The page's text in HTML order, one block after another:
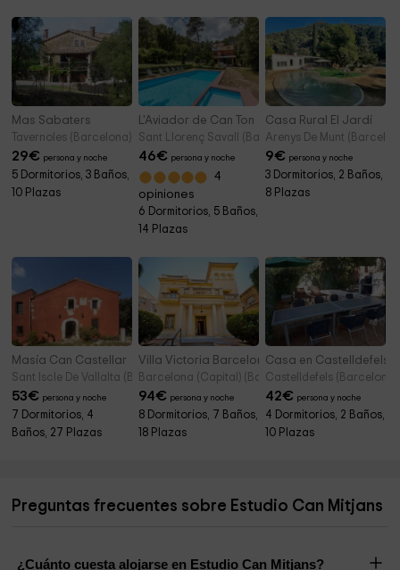
Mas Sabaters
Tavernoles (Barcelona)
29€ persona y noche
5 Dormitorios, 3 Baños,
10 Plazas
L'Aviador de Can Ton
Sant Llorenç Savall (Barcelona)
46€ persona y noche
4
opiniones
6 Dormitorios, 5 Baños,
14 Plazas
Casa Rural El Jardí
Arenys De Munt
9€ persona y noche
3 Dormitorios, 2 Baños,
8 Plazas
Masía Can Castellar
Sant Iscle De Vallalta (Barcelona)
53€ persona y noche
7 Dormitorios, 4
Baños, 27 Plazas
Villa Victoria Barcelona
Barcelona (Capital) (Barcelona)
94€ persona y noche
8 Dormitorios, 7 Baños,
18 Plazas
Casa en Castelldefels
Castelldefels (Barcelona)
42€ persona y noche
4 Dormitorios, 2 Baños,
10 Plazas
Preguntas frecuentes sobre Estudio Can Mitjans
¿Cuánto cuesta alojarse en Estudio Can Mitjans?